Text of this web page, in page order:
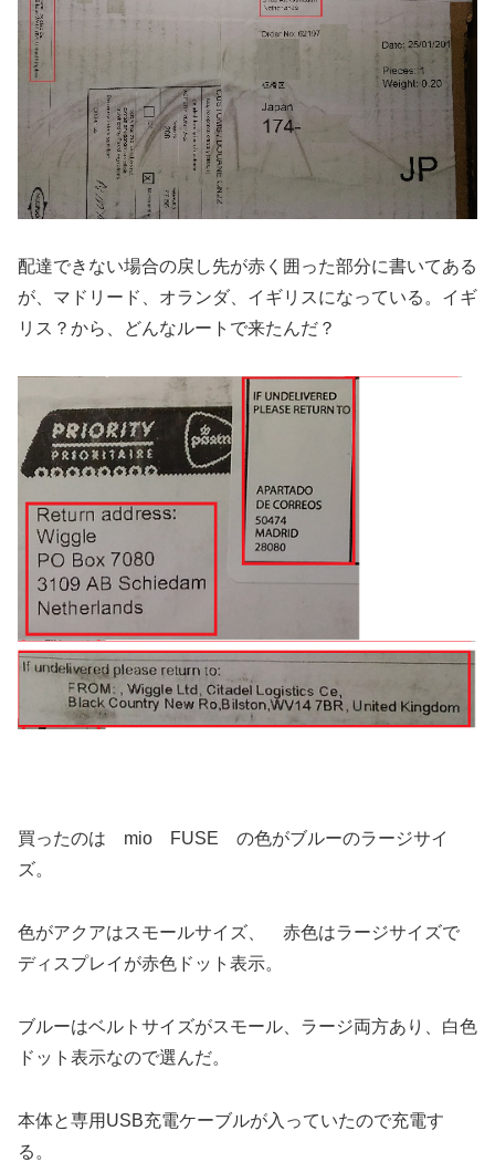
配達できない場合の戻し先が赤く囲った部分に書いてある
が、マドリード、オランダ、イギリスになっている。イギ
リス？から、どんなルートで来たんだ？
買ったのは mio FUSE の色がブルーのラージサイ
ズ。
色がアクアはスモールサイズ、 赤色はラージサイズで
ディスプレイが赤色ドット表示。
ブルーはベルトサイズがスモール、ラージ両方あり、白色
ドット表示なので選んだ。
本体と専用USB充電ケーブルが入っていたので充電す
る。